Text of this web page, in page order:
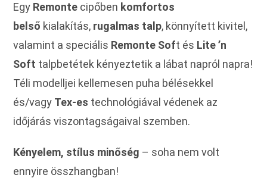
Egy Remonte cipőben komfortos
belső kialakítás, rugalmas talp, könnyített kivitel,
valamint a speciális Remonte Soft és Lite ’n
Soft talpbetétek kényeztetik a lábat napról napra!
Téli modelljei kellemesen puha bélésekkel
és/vagy Tex-es technológiával védenek az
időjárás viszontagságaival szemben.
Kényelem, stílus minőség – soha nem volt
ennyire összhangban!